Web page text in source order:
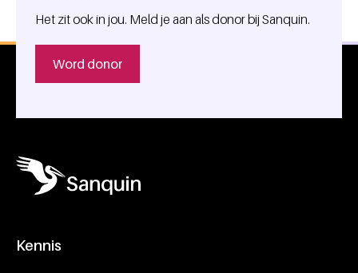
Het zit ook in jou. Meld je aan als donor bij Sanquin.
Word donor
Kennis